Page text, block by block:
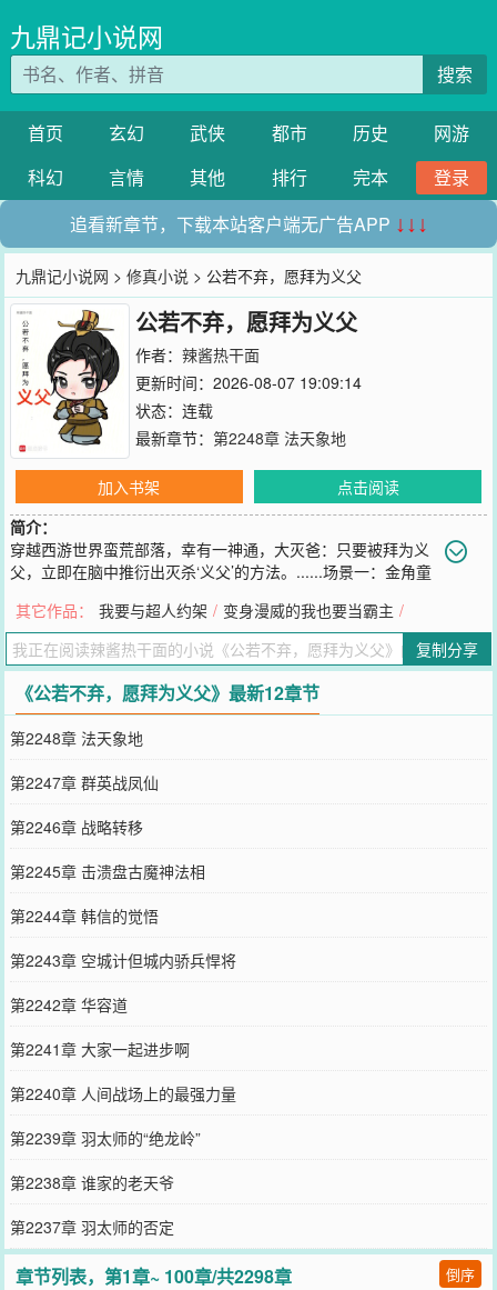
九鼎记小说网
搜索
首页 玄幻 武侠 都市 历史
网游
科幻
言情 其他 排行 完本
登录
追看新章节，下载本站客户端无广告APP ↓↓↓
九鼎记小说网 >修真小说 > 公若不弃，愿拜为义父
公若不弃，愿拜为义父
作者： 辣酱热干面
更新时间：2026-08-07 19:09:14
状态：连载
最新章节： 第2248章 法天象地
加入书架
点击阅读
简介：
穿越西游世界蛮荒部落，幸有一神通，大灭爸：只要被拜为义
父，立即在脑中推衍出灭杀‘义父’的方法。......场景一：金角童
应吗？小羽粲然一笑：蠢魔，我叫一声‘义父’，你家老爷都不敢答
应......咦，你狗胆粗大，竟已在心里答应了？废柴，实力这么弱，都
没能激活本仙子的‘大灭爸’。剑光一闪，金角扑街。......场景二：太白
星君：羽将军，人间称王称霸，虽逍遥自在，可终究不如天宫有清
福，现今只要将军答应玉帝陛下的要求，别再逆天行事，即可白日飞
升，荣登仙籍。小羽好奇道：若去了天宫，玉帝封我什么官？不会是
弼马温吧？太白星君诧异道：怎么会是弼马温？以仙子之充沛武
德，‘武曲星’也当得。小羽想了想，认真道：羽不擅武艺，喜爱诗文歌
舞。请星君上禀灵霄宝殿，羽飘零半生，今幸遇玉帝赏识，愿拜为义
父，终身服侍。太白星君表情呆滞：啥？小羽轻咳几声：请玉帝封羽
做个欢天喜地的“七仙女”，嗯，八仙女也成。......封神、西游为背景的
洪荒世界，仙狐志怪传奇。
您要是觉得《公若不弃，愿拜为义父
群和微博微信里的朋友推荐哦！
其它作品： 我要与超人约架 / 变身漫威的我也要当霸主 /
复制分享
《公若不弃，愿拜为义父》最新12章节
第2248章 法天象地
第2247章 群英战凤仙
第2246章 战略转移
第2245章 击溃盘古魔神法相
第2244章 韩信的觉悟
第2243章 空城计但城内骄兵悍将
第2242章 华容道
第2241章 大家一起进步啊
第2240章 人间战场上的最强力量
第2239章 羽太师的“绝龙岭”
第2238章 谁家的老天爷
第2237章 羽太师的否定
章节列表，第1章~ 100章/共2298章 倒序